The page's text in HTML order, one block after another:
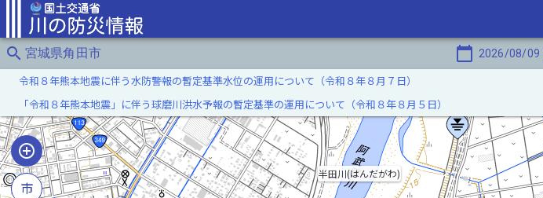
search 宮城県角田市 calendar_today 2026/08/09
半田川(はんだがわ)
令和８年熊本地震に伴う水防警報の暫定基準水位の運用について（令和８年８月７日）
「令和８年熊本地震」に伴う球磨川洪水予報の暫定基準の運用について（令和８年８月５日）
市